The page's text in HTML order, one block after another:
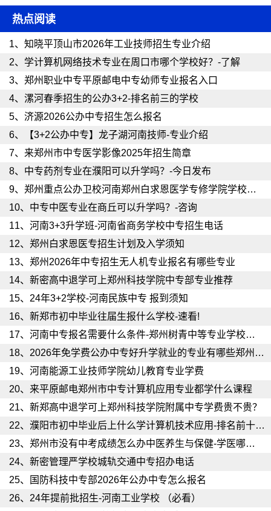
热点阅读
1、 知晓平顶山市2026年工业技师招生专业介绍
2、 学计算机网络技术专业在周口市哪个学校好？-了解
3、 郑州职业中专平原邮电中专幼师专业报名入口
4、 漯河春季招生的公办3+2-排名前三的学校
5、 济源2026公办中专招生怎么报名
6、
【3+2公办中专】龙子湖河南技师-专业介绍
7、 来郑州市中专医学影像2025年招生简章
8、 中专药剂专业在濮阳可以升学吗？-今日发布
9、 郑州重点公办卫校河南郑州白求恩医学专修学院学校电话
10、 中专中医专业在商丘可以升学吗？-咨询
11、 河南3+3升学班-河南省商务学校中专招生电话
12、 郑州白求恩医专招生计划及入学须知
13、 郑州2026年中专招生无人机专业报名有哪些专业
14、 新密高中退学可上郑州科技学院中专部专业推荐
15、 24年3+2学校-河南民族中专 报到须知
16、 新郑市初中毕业往届生报什么学校-速看!
17、 河南中专报名需要什么条件-郑州树青中等专业学校（家长必读）
18、 2026年免学费公办中专好升学就业的专业有哪些郑州财税金融职业学院（学姐推荐）
19、 河南能源工业技师学院幼儿教育专业学费
20、 来平原邮电郑州市中专计算机应用专业都学什么课程
21、 新郑高中退学可上郑州科技学院附属中专学费贵不贵？
22、 濮阳市初中毕业后上什么学计算机技术应用-排名前十的中专学校
23、 郑州市没有中考成绩怎么办中医养生与保健-学医哪个学校好
24、 新密管理严学校城轨交通中专招办电话
25、
国防科技中专部2026年公办中专怎么报名
26、 24年提前批招生-河南工业学校 （必看）